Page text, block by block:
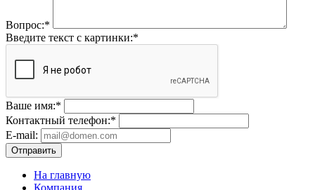
Вопрос:*
Введите текст с картинки:*
Ваше имя:*
Контактный телефон:*
E-mail:
Отправить
На главную
Компания